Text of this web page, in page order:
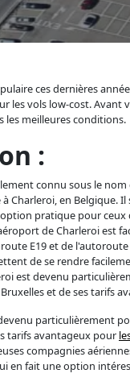
ces dernières
les vols low-cost. Avant
les meilleures conditions.
:
connu sous le
Charleroi, en Belgique.
pratique pour
de Charleroi est
E19 et de l'autoroute
de se rendre
est devenu
et de ses tarifs
particulièrement
tarifs avantageux pour
compagnies
en fait une option